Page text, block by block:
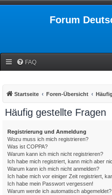
Forum
FAQ
Startseite Foren-Übersicht
Häufig gestellte Fragen
Registrierung und Anmeldung
Wozu muss ich mich registrieren?
Was ist COPPA?
Warum kann ich mich nicht registrieren?
Ich habe mich registriert, kann mich aber
Warum kann ich mich nicht anmelden?
Ich habe mich vor einiger Zeit registriert,
Ich habe mein Passwort vergessen!
Warum werde ich automatisch abgemeldet?